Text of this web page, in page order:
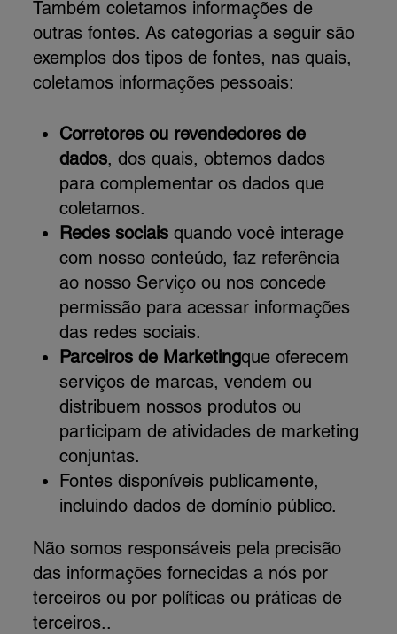
Também coletamos informações de
outras fontes. As categorias a seguir são
exemplos dos tipos de fontes, nas quais,
coletamos informações pessoais:
Corretores ou revendedores de
dados, dos quais, obtemos dados
para complementar os dados que
coletamos.
Redes sociais quando você interage
com nosso conteúdo, faz referência
ao nosso Serviço ou nos concede
permissão para acessar informações
das redes sociais.
Parceiros de Marketingque oferecem
serviços de marcas, vendem ou
distribuem nossos produtos ou
participam de atividades de marketing
conjuntas.
Fontes disponíveis publicamente,
incluindo dados de domínio público.
Não somos responsáveis pela precisão
das informações fornecidas a nós por
terceiros ou por políticas ou práticas de
terceiros..